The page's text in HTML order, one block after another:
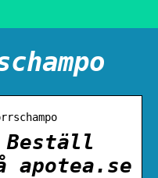
Beställ
apotea.se